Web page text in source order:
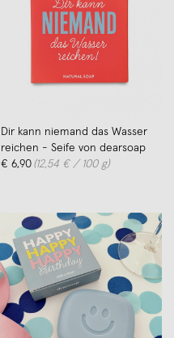
Dir kann niemand das Wasser
reichen - Seife von dearsoap
€ 6,90 (12,54 € / 100 g)